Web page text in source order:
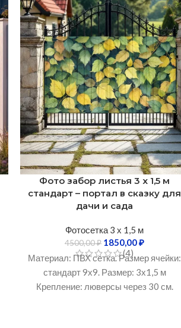
Фото забор листья 3 х 1,5 м
стандарт – портал в сказку для
дачи и сада
Фотосетка 3 х 1,5 м
4500,00₽ 1850,00₽
(4)
Материал: ПВХ сетка. Размер ячейки:
стандарт 9х9. Размер: 3х1,5 м
Крепление: люверсы через 30 см.